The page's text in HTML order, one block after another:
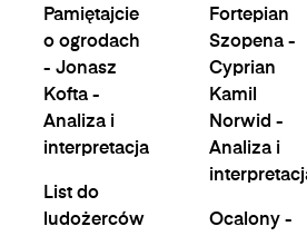
Pamiętajcie
o ogrodach
- Jonasz
Kofta -
Analiza i
interpretacja
List do
ludożerców
Fortepian
Szopena -
Cyprian
Kamil
Norwid -
Analiza i
Ocalony -